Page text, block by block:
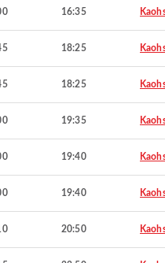
16:35
18:25
18:25
19:35
19:40
19:40
20:50